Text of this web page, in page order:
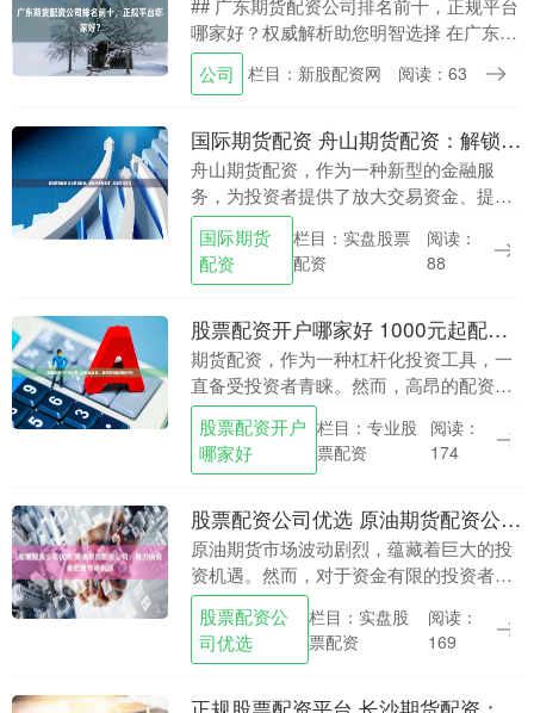
## 广东期货配资公司排名前十，正规平台
哪家好？权威解析助您明智选择 在广东这
个经济活跃的金融前沿地带，期货配资市
场蓬勃发展，众多投资者希望通过杠杆效
公司 栏目：新股配资网 阅读：63
国际期货配资 舟山期货配资：解锁交易新机遇，助您财富倍增
舟山期货配资，作为一种新型的金融服
务，为投资者提供了放大交易资金、提升
收益率的绝佳机会。通过配资，投资者可
以以较小的本金撬动更大的资金，从而获
得更高的交易收益。....
国际期货
配资
栏目：实盘股票
配资
阅读：
88
股票配资开户哪家好 1000元起配！解锁期货配资新时代
期货配资，作为一种杠杆化投资工具，一
直备受投资者青睐。然而，高昂的配资门
槛往往让小资金投资者望而却步。如今，
随着配资行业的不断发展，1000元起配的
低门槛配资服....
股票配资开户
哪家好
栏目：专业股
票配资
阅读：
174
股票配资公司优选 原油期货配资公司：助力投资者把握市场机遇
原油期货市场波动剧烈，蕴藏着巨大的投
资机遇。然而，对于资金有限的投资者来
说，参与原油期货交易往往面临资金不足
的难题。原油期货配资公司应运而生，为
投资者提供杠杆资....
股票配资公
司优选
栏目：实盘股
票配资
阅读：
169